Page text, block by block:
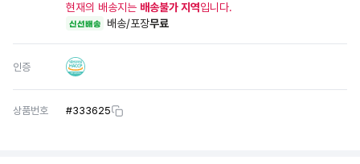
현재의 배송지는 배송불가 지역입니다.
신선배송 배송/포장무료
인증
상품번호 #333625